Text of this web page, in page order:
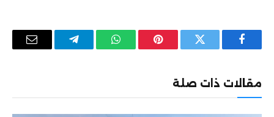
فيسبوك تويتر بينتيريستواتساب تيلقرام
البريد
مقالات ذات صلة